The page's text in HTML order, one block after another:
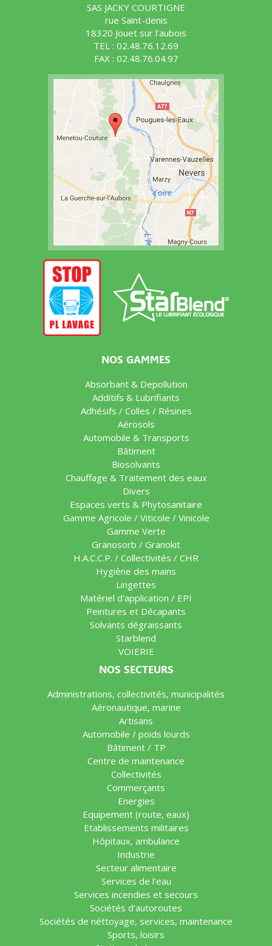
SAS JACKY COURTIGNE
rue Saint-denis
18320 Jouet sur l'aubois
TEL : 02.48.76.12.69
FAX : 02.48.76.04.97
NOS GAMMES
Absorbant & Depollution
Additifs & Lubrifiants
Adhésifs / Colles / Résines
Aérosols
Automobile & Transports
Bâtiment
Biosolvants
Chauffage & Traitement des eaux
Divers
Espaces verts & Phytosanitaire
Gamme Agricole / Viticole / Vinicole
Gamme Verte
Granosorb / Granokit
H.A.C.C.P. / Collectivités / CHR
Hygiène des mains
Lingettes
Matériel d'application / EPI
Peintures et Décapants
Solvants dégraissants
Starblend
VOIERIE
NOS SECTEURS
Administrations, collectivités, municipalités
Aéronautique, marine
Artisans
Automobile / poids lourds
Bâtiment / TP
Centre de maintenance
Collectivités
Commerçants
Energies
Equipement (route, eaux)
Etablissements militaires
Hôpitaux, ambulance
Industrie
Secteur alimentaire
Services de l'eau
Services incendies et secours
Sociétés d'autoroutes
Sociétés de néttoyage, services, maintenance
Sports, loisirs